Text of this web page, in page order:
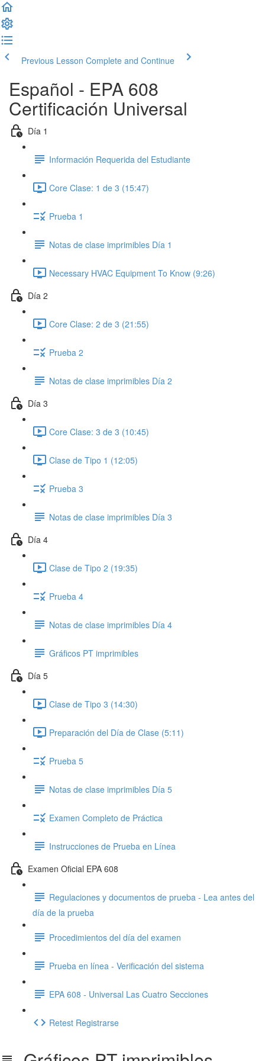
Previous Lesson Complete and Continue
Español - EPA 608
Certificación Universal
Día 1
Información Requerida del Estudiante
Core Clase: 1 de 3 (15:47)
Prueba 1
Notas de clase imprimibles Día 1
Necessary HVAC Equipment To Know (9:26)
Día 2
Core Clase: 2 de 3 (21:55)
Prueba 2
Notas de clase imprimibles Día 2
Día 3
Core Clase: 3 de 3 (10:45)
Clase de Tipo 1 (12:05)
Prueba 3
Notas de clase imprimibles Día 3
Día 4
Clase de Tipo 2 (19:35)
Prueba 4
Notas de clase imprimibles Día 4
Gráficos PT imprimibles
Día 5
Clase de Tipo 3 (14:30)
Preparación del Día de Clase (5:11)
Prueba 5
Notas de clase imprimibles Día 5
Examen Completo de Práctica
Instrucciones de Prueba en Línea
Examen Oficial EPA 608
Regulaciones y documentos de prueba - Lea antes del
día de la prueba
Procedimientos del día del examen
Prueba en línea - Verificación del sistema
EPA 608 - Universal Las Cuatro Secciones
Retest Registrarse